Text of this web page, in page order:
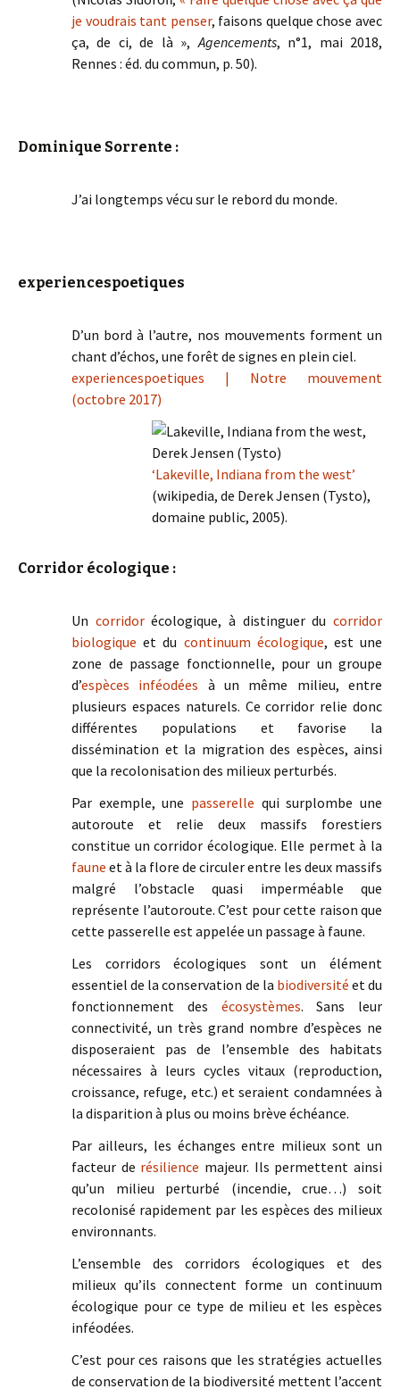
je voudrais tant penser, faisons quelque chose avec
ça, de ci, de là »,Agencements, n°1, mai 2018,
Rennes : éd. du commun, p. 50).
Dominique Sorrente :
J’ai longtemps vécu sur le rebord du monde.
experiencespoetiques
D’un bord à l’autre, nos mouvements forment un
chant d’échos, une forêt de signes en plein ciel.
experiencespoetiques | Notre mouvement
(octobre 2017)
‘Lakeville, Indiana from the west’
(wikipedia, de Derek Jensen (Tysto),
domaine public, 2005).
Corridor écologique :
Un corridorécologique, à distinguer ducorridor
biologique et du continuum écologique, est une
zone de passage fonctionnelle, pour un groupe
d’espèces inféodées à un même milieu, entre
plusieurs espaces naturels. Ce corridor relie donc
différentes populations et favorise la
dissémination et la migration des espèces, ainsi
que la recolonisation des milieux perturbés.
Par exemple, une passerelle qui surplombe une
autoroute et relie deux massifs forestiers
constitue un corridor écologique. Elle permet à la
faune et à la flore de circuler entre les deux massifs
malgré l’obstacle quasi imperméable que
représente l’autoroute. C’est pour cette raison que
cette passerelle est appelée un passage à faune.
Les corridors écologiques sont un élément
essentiel de la conservation de la biodiversité et du
fonctionnement des écosystèmes. Sans leur
connectivité, un très grand nombre d’espèces ne
disposeraient pas de l’ensemble des habitats
nécessaires à leurs cycles vitaux (reproduction,
croissance, refuge, etc.) et seraient condamnées à
la disparition à plus ou moins brève échéance.
Par ailleurs, les échanges entre milieux sont un
facteur de résilience majeur. Ils permettent ainsi
qu’un milieu perturbé (incendie, crue…) soit
recolonisé rapidement par les espèces des milieux
environnants.
L’ensemble des corridors écologiques et des
milieux qu’ils connectent forme un continuum
écologique pour ce type de milieu et les espèces
inféodées.
C’est pour ces raisons que les stratégies actuelles
de conservation de la biodiversité mettent l’accent